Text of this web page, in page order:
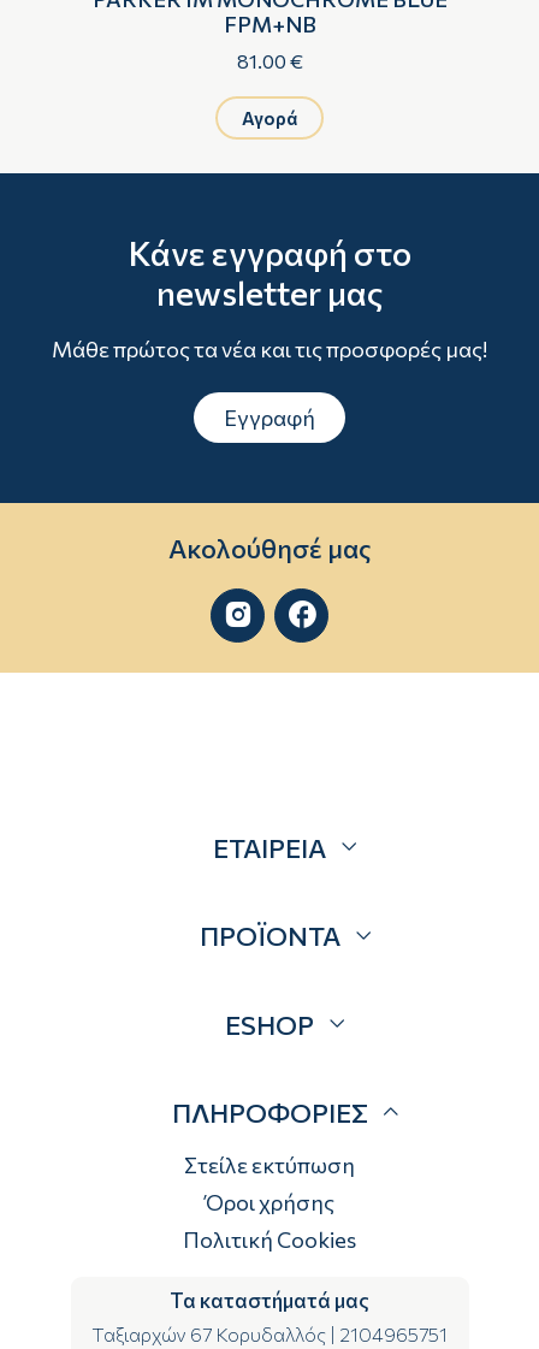
FPM+NB
81.00 €
Αγορά
Κάνε εγγραφή στο
newsletter μας
Μάθε πρώτος τα νέα και τις προσφορές μας!
Εγγραφή
Ακολούθησέ μας
 
ΕΤΑΙΡΕΙΑ
Επικοινωνία
ΠΡΟΪΟΝΤΑ
Brands
ESHOP
Τρόποι αποστολής
Τρόποι πληρωμής
Επιστροφές
ΠΛΗΡΟΦΟΡΙΕΣ
Στείλε εκτύπωση
Όροι χρήσης
Πολιτική Cookies
Τα καταστήματά μας
Ταξιαρχών 67 Κορυδαλλός 2104965751